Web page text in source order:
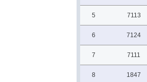
5 7113
6 7124
7 7111
8 1847